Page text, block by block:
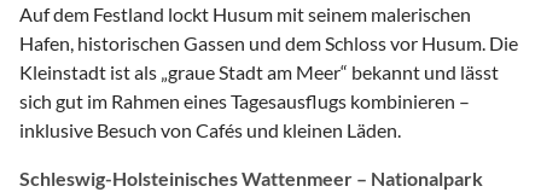
Auf dem Festland lockt Husum mit seinem malerischen
Hafen, historischen Gassen und dem Schloss vor Husum. Die
Kleinstadt ist als „graue Stadt am Meer“ bekannt und lässt
sich gut im Rahmen eines Tagesausflugs kombinieren –
inklusive Besuch von Cafés und kleinen Läden.
Schleswig-Holsteinisches Wattenmeer – Nationalpark